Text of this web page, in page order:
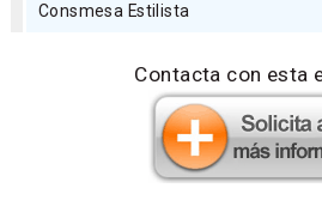
Consmesa Estilista
Contacta con esta